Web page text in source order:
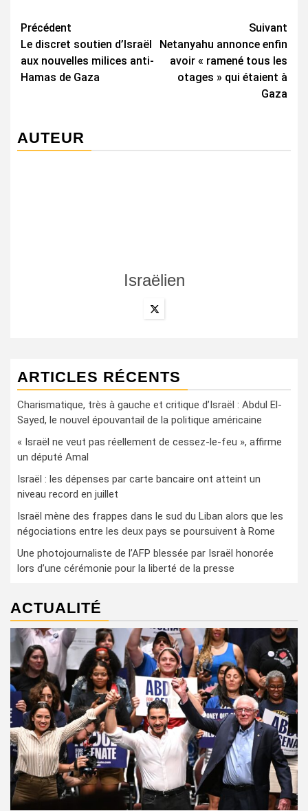
Navigation
d’article
Précédent
Le discret soutien d’Israël
aux nouvelles milices anti-
Hamas de Gaza
Suivant
Netanyahu annonce enfin
avoir « ramené tous les
otages » qui étaient à
Gaza
AUTEUR
Israëlien
ARTICLES RÉCENTS
Charismatique, très à gauche et critique d’Israël : Abdul El-
Sayed, le nouvel épouvantail de la politique américaine
« Israël ne veut pas réellement de cessez-le-feu », affirme
un député Amal
Israël : les dépenses par carte bancaire ont atteint un
niveau record en juillet
Israël mène des frappes dans le sud du Liban alors que les
négociations entre les deux pays se poursuivent à Rome
Une photojournaliste de l’AFP blessée par Israël honorée
lors d’une cérémonie pour la liberté de la presse
ACTUALITÉ